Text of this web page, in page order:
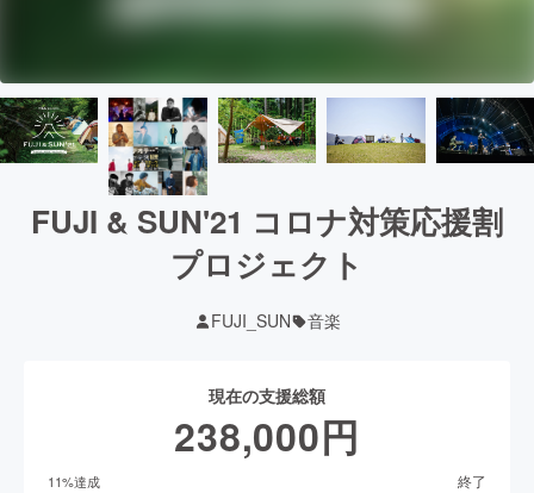
FUJI & SUN'21 コロナ対策応援割
プロジェクト
FUJI_SUN 音楽
現在の支援総額
238,000円
11%達成 終了